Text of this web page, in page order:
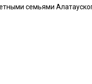
семьями